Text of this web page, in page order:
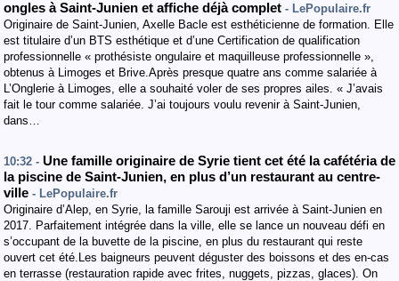
ongles à Saint-Junien et affiche déjà complet - LePopulaire.fr
Originaire de Saint-Junien, Axelle Bacle est esthéticienne de formation. Elle
est titulaire d’un BTS esthétique et d’une Certification de qualification
professionnelle « prothésiste ongulaire et maquilleuse professionnelle »,
obtenus à Limoges et Brive.Après presque quatre ans comme salariée à
L’Onglerie à Limoges, elle a souhaité voler de ses propres ailes. « J’avais
fait le tour comme salariée. J’ai toujours voulu revenir à Saint-Junien,
dans…
10:32 - Une famille originaire de Syrie tient cet été la cafétéria de
la piscine de Saint-Junien, en plus d’un restaurant au centre-
ville - LePopulaire.fr
Originaire d’Alep, en Syrie, la famille Sarouji est arrivée à Saint-Junien en
2017. Parfaitement intégrée dans la ville, elle se lance un nouveau défi en
s’occupant de la buvette de la piscine, en plus du restaurant qui reste
ouvert cet été.Les baigneurs peuvent déguster des boissons et des en-cas
en terrasse (restauration rapide avec frites, nuggets, pizzas, glaces). On